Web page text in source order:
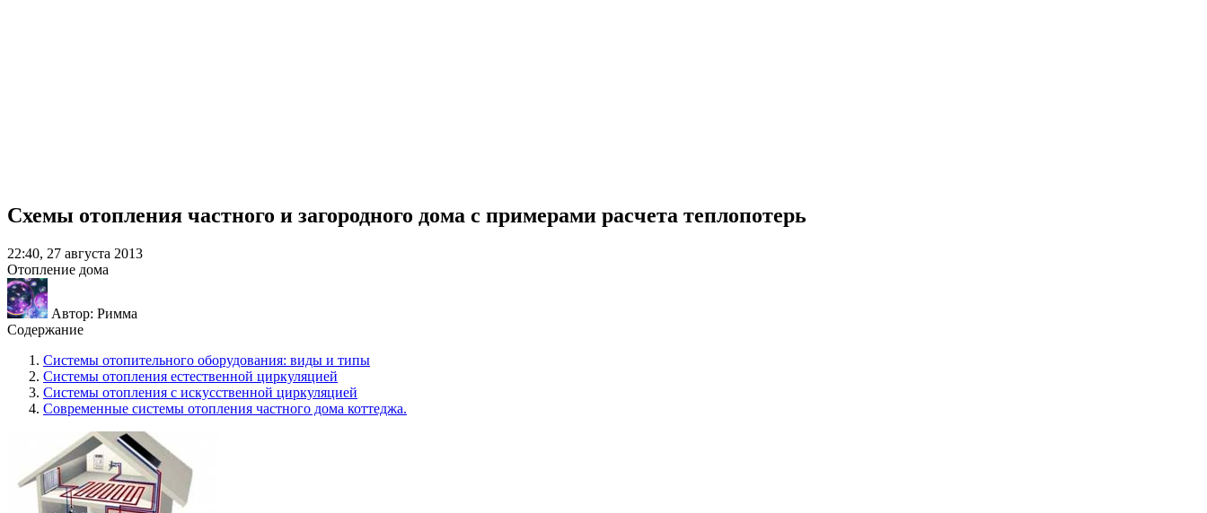
Схемы отопления частного и загородного дома с примерами расчета теплопотерь
22:40, 27 августа 2013
Отопление дома
Автор: Римма
Содержание
Системы отопительного оборудования: виды и типы
Системы отопления естественной циркуляцией
Системы отопления с искусственной циркуляцией
Современные системы отопления частного дома коттеджа.